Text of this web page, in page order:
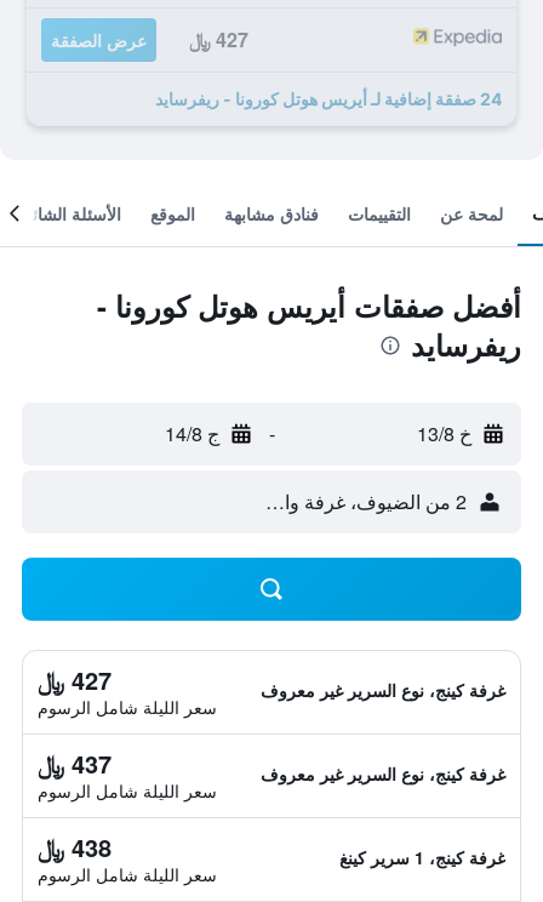
427 ﷼ عرض الصفقة
24 صفقة إضافية لـ أيريس هوتل كورونا - ريفرسايد
لمحة عن التقييمات فنادق مشابهة الموقع الأسئلة الشائعة
أفضل صفقات أيريس هوتل كورونا -
ريفرسايد
خ 13/8 - ج 14/8
2 من الضيوف، غرفة واحدة
غرفة كينج، نوع السرير غير معروف 427 ﷼
سعر الليلة شامل الرسوم
غرفة كينج، نوع السرير غير معروف 437 ﷼
سعر الليلة شامل الرسوم
غرفة كينج، 1 سرير كينغ 438 ﷼
سعر الليلة شامل الرسوم